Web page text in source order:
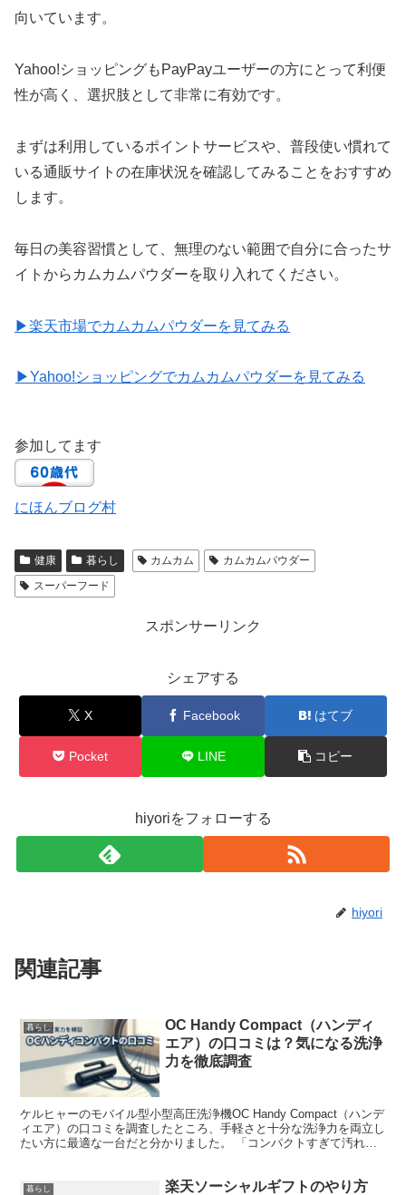
向いています。
Yahoo!ショッピングもPayPayユーザーの方にとって利便
性が高く、選択肢として非常に有効です。
まずは利用しているポイントサービスや、普段使い慣れて
いる通販サイトの在庫状況を確認してみることをおすすめ
します。
毎日の美容習慣として、無理のない範囲で自分に合ったサ
イトからカムカムパウダーを取り入れてください。
▶楽天市場でカムカムパウダーを見てみる
▶Yahoo!ショッピングでカムカムパウダーを見てみる
参加してます
にほんブログ村
健康 暮らし カムカム
カムカムパウダー
スーパーフード
スポンサーリンク
シェアする
X Facebook はてブ
Pocket LINE コピー
hiyoriをフォローする
hiyori
関連記事
暮らし
OC Handy Compact（ハンディ
エア）の口コミは？気になる洗浄
力を徹底調査
ケルヒャーのモバイル型小型高圧洗浄機OC Handy Compact（ハンデ
ィエア）の口コミを調査したところ、手軽さと十分な洗浄力を両立し
たい方に最適な一台だと分かりました。 「コンパクトすぎて汚れが
暮らし
楽天ソーシャルギフトのやり方